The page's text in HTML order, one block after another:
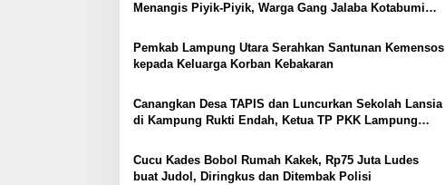
Menangis Piyik-Piyik, Warga Gang Jalaba Kotabumi
Pemkab Lampung Utara Serahkan Santunan Kemensos
kepada Keluarga Korban Kebakaran
Canangkan Desa TAPIS dan Luncurkan Sekolah Lansia
di Kampung Rukti Endah, Ketua TP PKK Lampung
Cucu Kades Bobol Rumah Kakek, Rp75 Juta Ludes
buat Judol, Diringkus dan Ditembak Polisi